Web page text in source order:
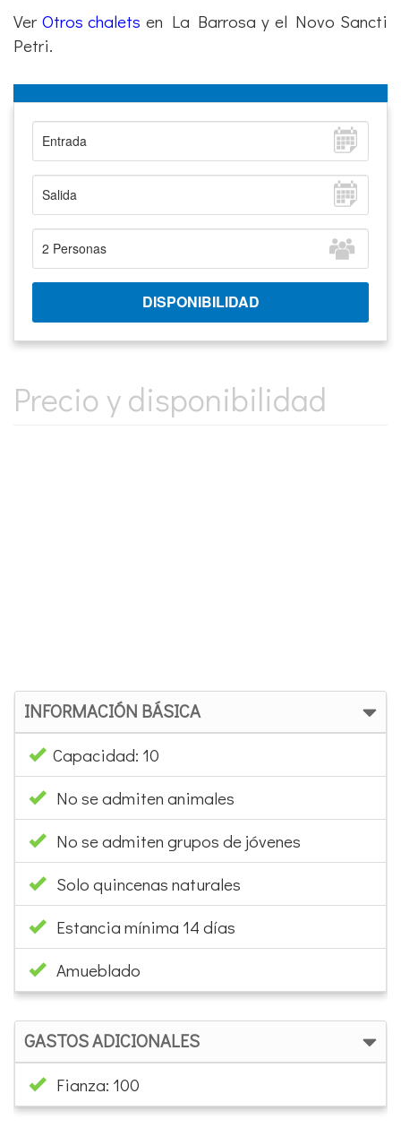
Ver Otros chalets en La Barrosa y el Novo Sancti
Petri.
Precio y disponibilidad
INFORMACIÓN BÁSICA
Capacidad: 10
No se admiten animales
No se admiten grupos de jóvenes
Solo quincenas naturales
Estancia mínima 14 días
Amueblado
GASTOS ADICIONALES
Fianza: 100